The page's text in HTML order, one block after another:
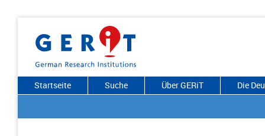
Startseite Suche Über GERiT Die